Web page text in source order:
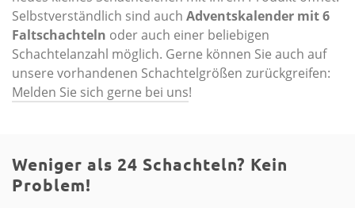
Selbstverständlich sind auch Adventskalender mit 6
Faltschachteln oder auch einer beliebigen
Schachtelanzahl möglich. Gerne können Sie auch auf
unsere vorhandenen Schachtelgrößen zurückgreifen:
Melden Sie sich gerne bei uns!
Weniger als 24 Schachteln? Kein
Problem!